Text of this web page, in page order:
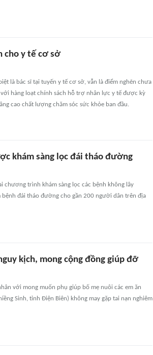
cho y tế cơ sở
là bác sĩ tại tuyến y tế cơ sở, vẫn là điểm nghẽn chưa
hàng loạt chính sách hỗ trợ nhân lực y tế được kỳ
cao chất lượng chăm sóc sức khỏe ban đầu.
khám sàng lọc đái tháo đường
chương trình khám sàng lọc các bệnh không lây
đái tháo đường cho gần 200 người dân trên địa
kịch, mong cộng đồng giúp đỡ
với mong muốn phụ giúp bố mẹ nuôi các em ăn
Sinh, tỉnh Điện Biên) không may gặp tai nạn nghiêm